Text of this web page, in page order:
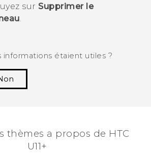
sur Supprimer le
.
informations étaient utiles ?
thèmes a propos de HTC
U11+